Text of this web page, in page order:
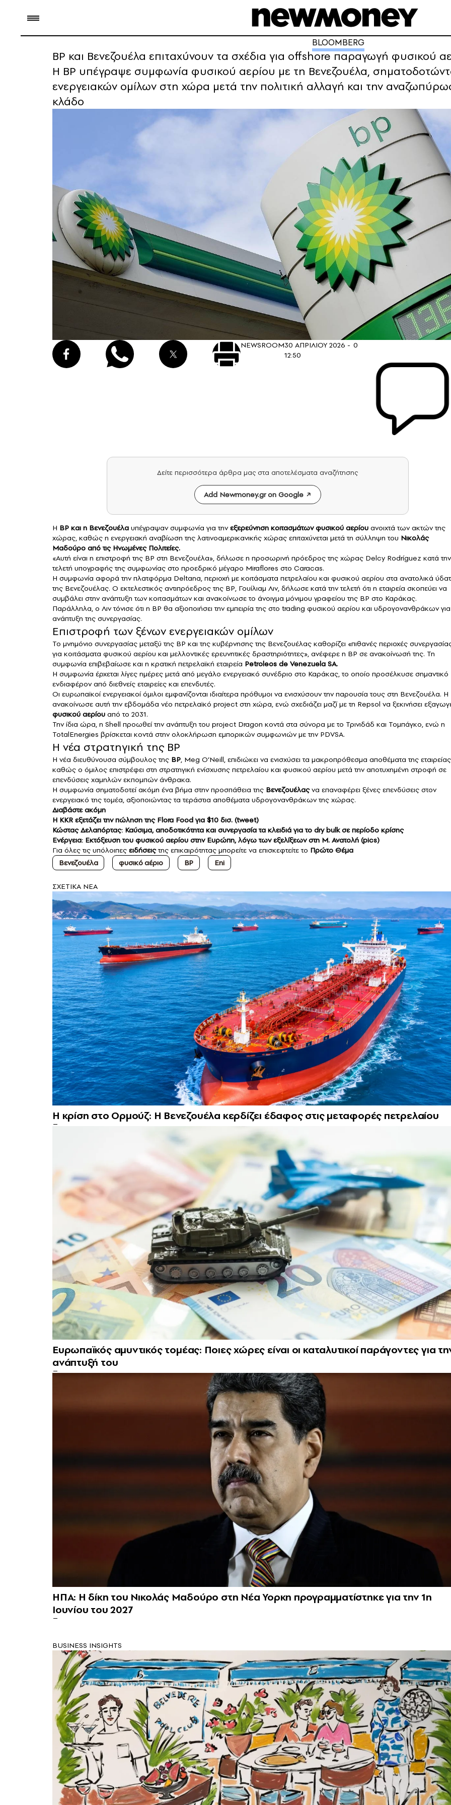
BLOOMBERG
BP και Βενεζουέλα επιταχύνουν τα σχέδια για offshore παραγωγή φυσικού
Η BP υπέγραψε συμφωνία φυσικού αερίου με τη Βενεζουέλα,
ενεργειακών ομίλων στη χώρα μετά την πολιτική αλλαγή και την
κλάδο
NEWSROOM30 ΑΠΡΙΛΙΟΥ 2026 -
12:50
0
Δείτε περισσότερα άρθρα μας στα αποτελέσματα αναζήτησης
Add Newmoney.gr on Google
Η BP και η Βενεζουέλα υπέγραψαν συμφωνία για τηνεξερεύνηση κοιτασμάτωνφυσικού αερίου ανοιχτά των ακτών της
χώρας, καθώς η ενεργειακή αναβίωση της λατινοαμερικανικής χώρας επιταχύνεται μετά τη σύλληψη του Νικολάς
Μαδούρο από τις Ηνωμένες Πολιτείες.
«Αυτή είναι η επιστροφή της BP στη Βενεζουέλα», δήλωσε η προσωρινή πρόεδρος της χώρας Delcy Rodríguez κατά την
τελετή υπογραφής της συμφωνίας στο προεδρικό μέγαρο Miraflores στο Caracas.
Η συμφωνία αφορά την πλατφόρμα Deltana, περιοχή με κοιτάσματα πετρελαίου και φυσικού αερίου στα ανατολικά
της Βενεζουέλας. Ο εκτελεστικός αντιπρόεδρος της BP, Γουίλιαμ Λιν, δήλωσε κατά την τελετή ότι η εταιρεία σκοπεύει να
συμβάλει στην ανάπτυξη των κοιτασμάτων και ανακοίνωσε το άνοιγμα μόνιμου γραφείου της BP στο Καράκας.
Παράλληλα, ο Λιν τόνισε ότι η BP θα αξιοποιήσει την εμπειρία της στο trading φυσικού αερίου και υδρογονανθράκων
ανάπτυξη της συνεργασίας.
Επιστροφή των ξένων ενεργειακών ομίλων
Το μνημόνιο συνεργασίας μεταξύ της BP και της κυβέρνησης της Βενεζουέλας καθορίζει «πιθανές περιοχές
για κοιτάσματα φυσικού αερίου και μελλοντικές ερευνητικές δραστηριότητες», ανέφερε η BP σε ανακοίνωσή της. Τη
συμφωνία επιβεβαίωσε και η κρατική πετρελαϊκή εταιρεία Petroleos de Venezuela SA.
Η συμφωνία έρχεται λίγες ημέρες μετά από μεγάλο ενεργειακό συνέδριο στο Καράκας, το οποίο προσέλκυσε σημαντικό
ενδιαφέρον από διεθνείς εταιρείες και επενδυτές.
Οι ευρωπαϊκοί ενεργειακοί όμιλοι εμφανίζονται ιδιαίτερα πρόθυμοι να ενισχύσουν την παρουσία τους στη Βενεζουέλα. Η
ανακοίνωσε αυτή την εβδομάδα νέο πετρελαϊκό project στη χώρα, ενώ σχεδιάζει μαζί με τη Repsol να ξεκινήσει
φυσικού αερίου από το 2031.
Την ίδια ώρα, η Shell προωθεί την ανάπτυξη του project Dragon κοντά στα σύνορα με το Τρινιδάδ και Τομπάγκο, ενώ η
TotalEnergies βρίσκεται κοντά στην ολοκλήρωση εμπορικών συμφωνιών με την PDVSA.
Η νέα στρατηγική της BP
Η νέα διευθύνουσα σύμβουλος της BP, Meg O’Neill, επιδιώκει να ενισχύσει τα μακροπρόθεσμα αποθέματα της
καθώς ο όμιλος επιστρέφει στη στρατηγική ενίσχυσης πετρελαίου και φυσικού αερίου μετά την αποτυχημένη στροφή σε
επενδύσεις χαμηλών εκπομπών άνθρακα.
Η συμφωνία σηματοδοτεί ακόμη ένα βήμα στην προσπάθεια της Βενεζουέλαςνα επαναφέρει ξένες επενδύσεις στον
ενεργειακό της τομέα, αξιοποιώντας τα τεράστια αποθέματα υδρογονανθράκων της χώρας.
Διαβάστε ακόμη
H KKR εξετάζει την πώληση της Flora Food για $10 δισ. (tweet)
Κώστας Δελαπόρτας: Καύσιμα, αποδοτικότητα και συνεργασία τα κλειδιά για το dry bulk σε περίοδο κρίσης
Ενέργεια: Εκτόξευση του φυσικού αερίου στην Ευρώπη, λόγω των εξελίξεων στη Μ. Ανατολή (pics)
Για όλες τις υπόλοιπες ειδήσειςτης επικαιρότητας μπορείτε να επισκεφτείτε το Πρώτο Θέμα
Βενεζουέλα
φυσικό αέριο BP Eni
ΣXETIKA NEA
Η κρίση στο Ορμούζ: Η Βενεζουέλα κερδίζει έδαφος στις μεταφορές πετρελαίου
Ευρωπαϊκός αμυντικός τομέας: Ποιες χώρες είναι oι καταλυτικοί παράγοντες για
ανάπτυξή του
ΗΠΑ: Η δίκη του Νικολάς Μαδούρο στη Νέα Υορκη προγραμματίστηκε για την 1η
Ιουνίου του 2027
BUSINESS INSIGHTS